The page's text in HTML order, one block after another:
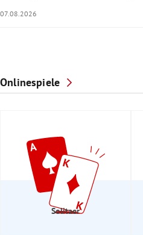
07.08.2026
Onlinespiele
Solitaer